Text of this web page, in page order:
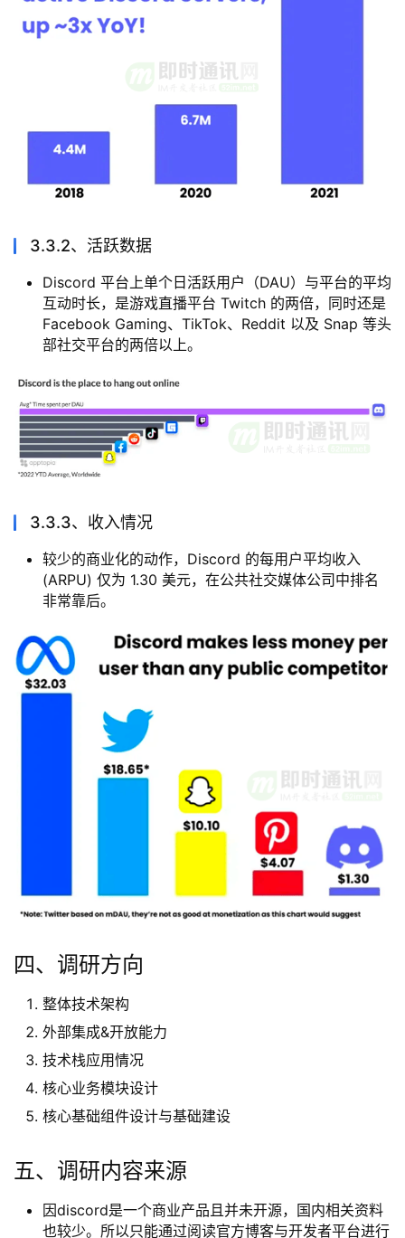
3.3.2、活跃数据
Discord 平台上单个日活跃用户（DAU）与平台的平均
互动时长，是游戏直播平台 Twitch 的两倍，同时还是
Facebook Gaming、TikTok、Reddit 以及 Snap 等头
部社交平台的两倍以上。
3.3.3、收入情况
较少的商业化的动作，Discord 的每用户平均收入
(ARPU) 仅为 1.30 美元，在公共社交媒体公司中排名
非常靠后。
四、调研方向
整体技术架构
外部集成&开放能力
技术栈应用情况
核心业务模块设计
核心基础组件设计与基础建设
五、调研内容来源
因discord是一个商业产品且并未开源，国内相关资料
也较少。所以只能通过阅读官方博客与开发者平台进行